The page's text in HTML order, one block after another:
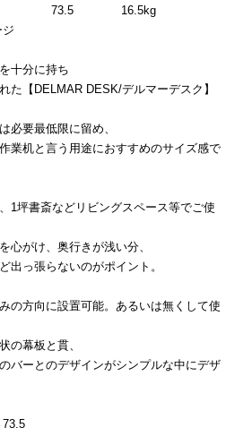
73.5
16.5kg
十分に持ち
た【DELMAR DESK/デルマーデスク】
必要最低限に留め、
業机と言う用途におすすめのサイズ感で
1坪書斎などリビングスペース等でご使
心がけ、奥行きが浅い分、
出っ張らないのがポイント。
の方向に設置可能。あるいは無くして使
の幕板と貫、
バーとのデザインがシンプルな中にデザ
73.5